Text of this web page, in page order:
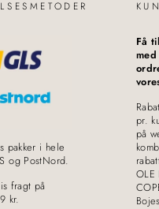
pakker i hele
og PostNord.
fragt på
kr.
Få
pr.
på
OLE